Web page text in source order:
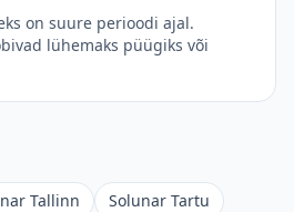
on suure perioodi ajal.
lühemaks püügiks või
Tallinn
Solunar Tartu